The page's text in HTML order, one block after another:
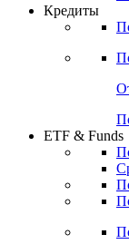
Кредиты
ETF & Funds